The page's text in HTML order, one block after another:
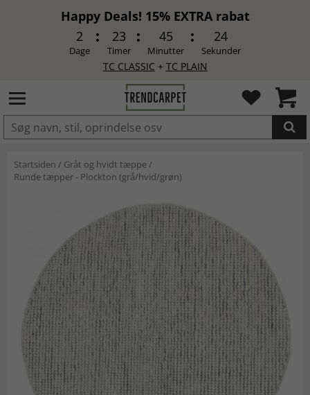
Happy Deals! 15% EXTRA rabat
2
Dage
23
Timer
45
Minutter
24
Sekunder
TC CLASSIC + TC PLAIN
LAGT I INDKØBSKURVEN.
Startsiden / Gråt og hvidt tæppe/
Runde tæpper - Plockton (grå/hvid/grøn)